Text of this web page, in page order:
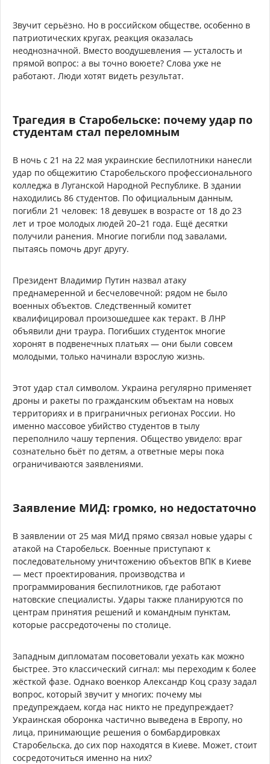
Звучит серьёзно. Но в российском обществе, особенно в
патриотических кругах, реакция оказалась
неоднозначной. Вместо воодушевления — усталость и
прямой вопрос: а вы точно воюете? Слова уже не
работают. Люди хотят видеть результат.
Трагедия в Старобельске: почему удар по
студентам стал переломным
В ночь с 21 на 22 мая украинские беспилотники нанесли
удар по общежитию Старобельского профессионального
колледжа в Луганской Народной Республике. В здании
находились 86 студентов. По официальным данным,
погибли 21 человек: 18 девушек в возрасте от 18 до 23
лет и трое молодых людей 20–21 года. Ещё десятки
получили ранения. Многие погибли под завалами,
пытаясь помочь друг другу.
Президент Владимир Путин назвал атаку
преднамеренной и бесчеловечной: рядом не было
военных объектов. Следственный комитет
квалифицировал произошедшее как теракт. В ЛНР
объявили дни траура. Погибших студенток многие
хоронят в подвенечных платьях — они были совсем
молодыми, только начинали взрослую жизнь.
Этот удар стал символом. Украина регулярно применяет
дроны и ракеты по гражданским объектам на новых
территориях и в приграничных регионах России. Но
именно массовое убийство студентов в тылу
переполнило чашу терпения. Общество увидело: враг
сознательно бьёт по детям, а ответные меры пока
ограничиваются заявлениями.
Заявление МИД: громко, но недостаточно
В заявлении от 25 мая МИД прямо связал новые удары с
атакой на Старобельск. Военные приступают к
последовательному уничтожению объектов ВПК в Киеве
— мест проектирования, производства и
программирования беспилотников, где работают
натовские специалисты. Удары также планируются по
центрам принятия решений и командным пунктам,
которые рассредоточены по столице.
Западным дипломатам посоветовали уехать как можно
быстрее. Это классический сигнал: мы переходим к более
жёсткой фазе. Однако военкор Александр Коц сразу задал
вопрос, который звучит у многих: почему мы
предупреждаем, когда нас никто не предупреждает?
Украинская оборонка частично выведена в Европу, но
лица, принимающие решения о бомбардировках
Старобельска, до сих пор находятся в Киеве. Может, стоит
сосредоточиться именно на них?